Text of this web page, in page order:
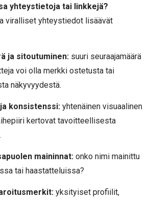
yhteystietoja tai linkkejä?
viralliset yhteystiedot lisäävät
ja sitoutuminen:suuri seuraajamäärä
voi olla merkki ostetusta tai
näkyvyydestä.
konsistenssi:yhtenäinen visuaalinen
kertovat tavoitteellisesta
maininnat:onko nimi mainittu
tai haastatteluissa?
yksityiset profiilit,